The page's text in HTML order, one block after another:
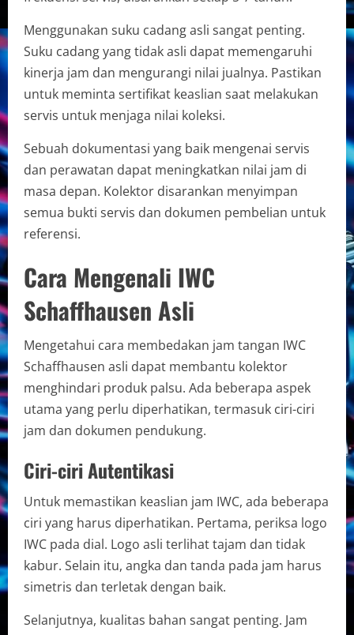
Menggunakan suku cadang asli sangat penting.
Suku cadang yang tidak asli dapat memengaruhi
kinerja jam dan mengurangi nilai jualnya. Pastikan
untuk meminta sertifikat keaslian saat melakukan
servis untuk menjaga nilai koleksi.
Sebuah dokumentasi yang baik mengenai servis
dan perawatan dapat meningkatkan nilai jam di
masa depan. Kolektor disarankan menyimpan
semua bukti servis dan dokumen pembelian untuk
referensi.
Cara Mengenali IWC
Schaffhausen Asli
Mengetahui cara membedakan jam tangan IWC
Schaffhausen asli dapat membantu kolektor
menghindari produk palsu. Ada beberapa aspek
utama yang perlu diperhatikan, termasuk ciri-ciri
jam dan dokumen pendukung.
Ciri-ciri Autentikasi
Untuk memastikan keaslian jam IWC, ada beberapa
ciri yang harus diperhatikan. Pertama, periksa logo
IWC pada dial. Logo asli terlihat tajam dan tidak
kabur. Selain itu, angka dan tanda pada jam harus
simetris dan terletak dengan baik.
Selanjutnya, kualitas bahan sangat penting. Jam